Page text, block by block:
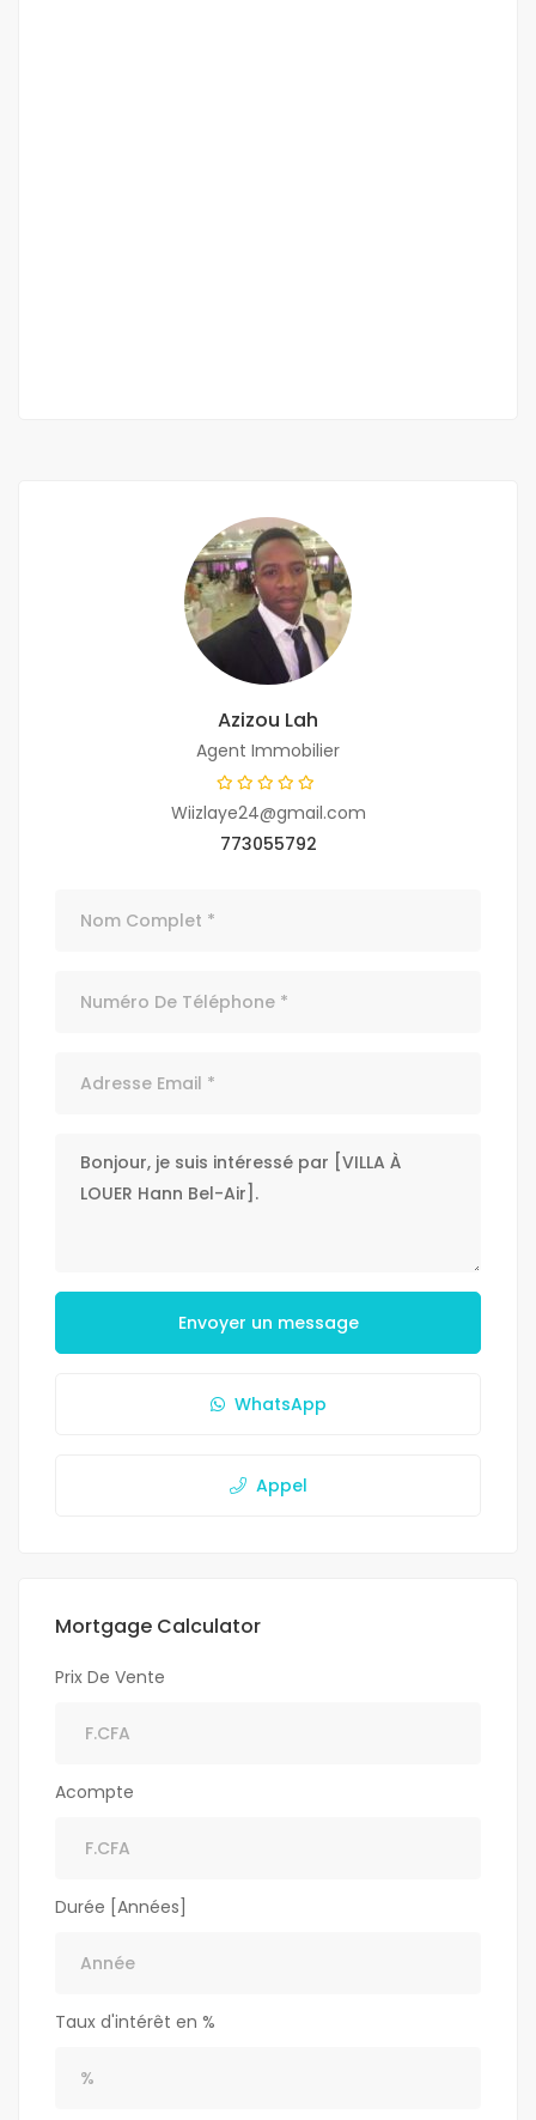
Azizou Lah
Agent Immobilier
Wiizlaye24@gmail.com
773055792
Envoyer un message
WhatsApp
Appel
Mortgage Calculator
Prix De Vente
Acompte
Durée [Années]
Taux d'intérêt en %